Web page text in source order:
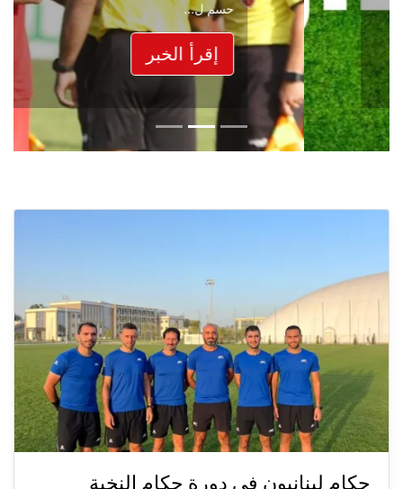
حسم ل...
إقرأ الخبر
حكام لبنانيون في دورة حكام النخبة